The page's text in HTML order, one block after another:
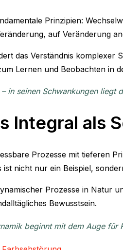
Prinzipien:
auf Veränderung
das Verständnis komplexer
Lernen und Beobachten in
in seinen Schwankungen liegt
Integral als
Prozesse mit tieferen
ist nicht nur ein Beispiel,
Prozesse in Natur
Bewusstsein.
beginnt mit dem Auge für